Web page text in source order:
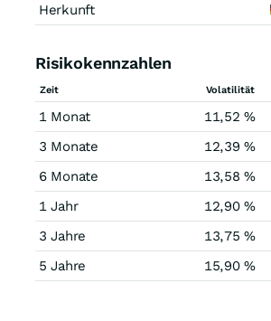
Herkunft
Risikokennzahlen
Zeit Volatilität
1 Monat 11,52 %
3 Monate
12,39 %
6 Monate
13,58 %
1 Jahr
12,90 %
3 Jahre
13,75 %
5 Jahre
15,90 %